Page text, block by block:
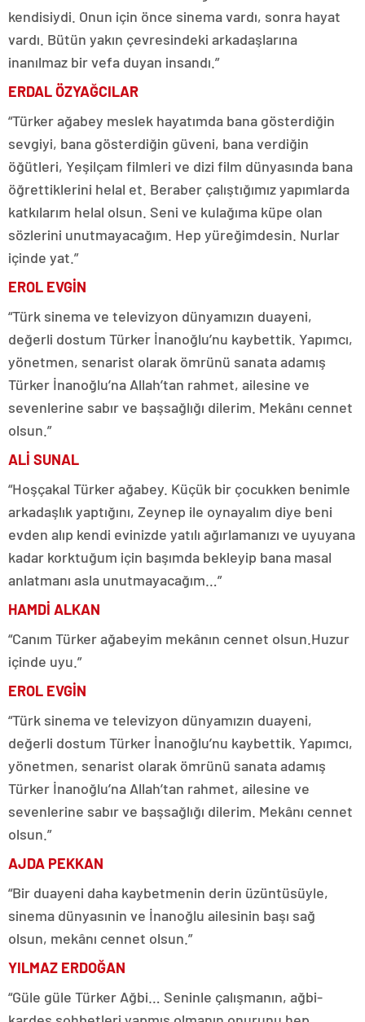
kendisiydi. Onun için önce sinema vardı, sonra hayat
vardı. Bütün yakın çevresindeki arkadaşlarına
inanılmaz bir vefa duyan insandı.”
ERDAL ÖZYAĞCILAR
“Türker ağabey meslek hayatımda bana gösterdiğin
sevgiyi, bana gösterdiğin güveni, bana verdiğin
öğütleri, Yeşilçam filmleri ve dizi film dünyasında bana
öğrettiklerini helal et. Beraber çalıştığımız yapımlarda
katkılarım helal olsun. Seni ve kulağıma küpe olan
sözlerini unutmayacağım. Hep yüreğimdesin. Nurlar
içinde yat.”
EROL EVGİN
“Türk sinema ve televizyon dünyamızın duayeni,
değerli dostum Türker İnanoğlu’nu kaybettik. Yapımcı,
yönetmen, senarist olarak ömrünü sanata adamış
Türker İnanoğlu’na Allah’tan rahmet, ailesine ve
sevenlerine sabır ve başsağlığı dilerim. Mekânı cennet
olsun.”
ALİ SUNAL
“Hoşçakal Türker ağabey. Küçük bir çocukken benimle
arkadaşlık yaptığını, Zeynep ile oynayalım diye beni
evden alıp kendi evinizde yatılı ağırlamanızı ve uyuyana
kadar korktuğum için başımda bekleyip bana masal
anlatmanı asla unutmayacağım…”
HAMDİ ALKAN
“Canım Türker ağabeyim mekânın cennet olsun.Huzur
içinde uyu.”
EROL EVGİN
“Türk sinema ve televizyon dünyamızın duayeni,
değerli dostum Türker İnanoğlu’nu kaybettik. Yapımcı,
yönetmen, senarist olarak ömrünü sanata adamış
Türker İnanoğlu’na Allah’tan rahmet, ailesine ve
sevenlerine sabır ve başsağlığı dilerim. Mekânı cennet
olsun.”
AJDA PEKKAN
“Bir duayeni daha kaybetmenin derin üzüntüsüyle,
sinema dünyasınin ve İnanoğlu ailesinin başı sağ
olsun, mekânı cennet olsun.”
YILMAZ ERDOĞAN
“Güle güle Türker Ağbi… Seninle çalışmanın, ağbi-